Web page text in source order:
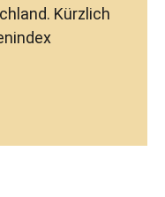
Kürzlich